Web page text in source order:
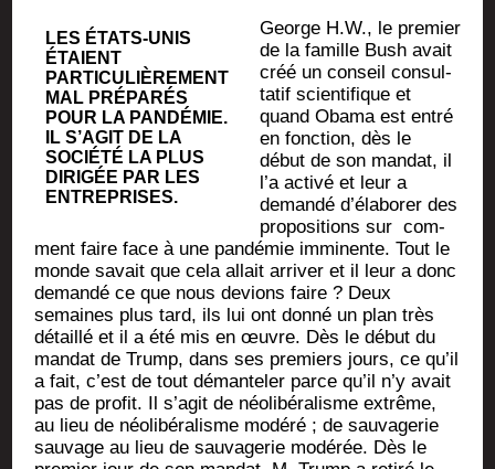
LES ÉTATS-UNIS
ÉTAIENT
PAR­TI­CU­LIÈ­RE­MENT
MAL PRÉ­PA­RÉS
POUR LA PAN­DÉ­MIE.
IL S’A­GIT DE LA
SOCIÉ­TÉ LA PLUS
DIRI­GÉE PAR LES
ENTREPRISES.
George H.W., le pre­mier
de la famille Bush avait
créé un conseil consul­
ta­tif scien­ti­fique et
quand Oba­ma est entré
en fonc­tion, dès le
début de son man­dat, il
l’a acti­vé et leur a
deman­dé d’é­la­bo­rer des
pro­po­si­tions sur com­
ment faire face à une pan­dé­mie immi­nente. Tout le
monde savait que cela allait arri­ver et il leur a donc
deman­dé ce que nous devions faire ? Deux
semaines plus tard, ils lui ont don­né un plan très
détaillé et il a été mis en œuvre. Dès le début du
man­dat de Trump, dans ses pre­miers jours, ce qu’il
a fait, c’est de tout déman­te­ler parce qu’il n’y avait
pas de pro­fit. Il s’a­git de néo­li­bé­ra­lisme extrême,
au lieu de néo­li­bé­ra­lisme modé­ré ; de sau­va­ge­rie
sau­vage au lieu de sau­va­ge­rie modé­rée. Dès le